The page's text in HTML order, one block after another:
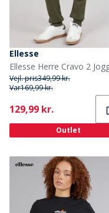
Ellesse
Vejl. pris349,99 kr.
Var169,99 kr.
Current
129,99 kr.
Outlet